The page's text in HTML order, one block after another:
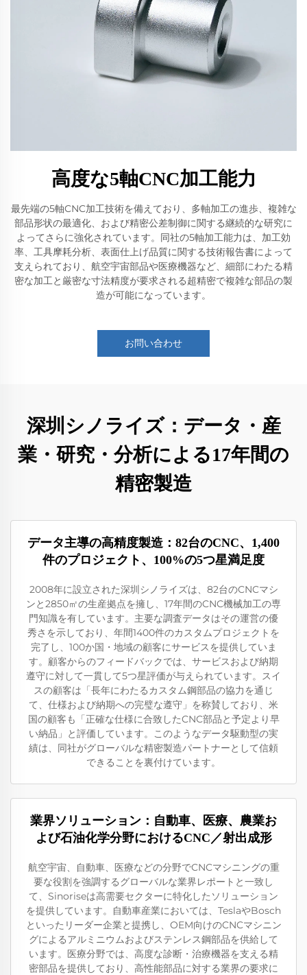
高度な5軸CNC加工能力
最先端の5軸CNC加工技術を備えており、多軸加工の進歩、複雑な
部品形状の最適化、および精密公差制御に関する継続的な研究に
よってさらに強化されています。同社の5軸加工能力は、加工効
率、工具摩耗分析、表面仕上げ品質に関する技術報告書によって
支えられており、航空宇宙部品や医療機器など、細部にわたる精
密な加工と厳密な寸法精度が要求される超精密で複雑な部品の製
造が可能になっています。
お問い合わせ
深圳シノライズ：データ・産
業・研究・分析による17年間の
精密製造
データ主導の高精度製造：82台のCNC、1,400
件のプロジェクト、100%の5つ星満足度
2008年に設立された深圳シノライズは、82台のCNCマシ
ンと2850㎡の生産拠点を擁し、17年間のCNC機械加工の専
門知識を有しています。主要な調査データはその運営の優
秀さを示しており、年間1400件のカスタムプロジェクトを
完了し、100か国・地域の顧客にサービスを提供していま
す。顧客からのフィードバックでは、サービスおよび納期
遵守に対して一貫して5つ星評価が与えられています。スイ
スの顧客は「長年にわたるカスタム鋼部品の協力を通じ
て、仕様および納期への完璧な遵守」を称賛しており、米
国の顧客も「正確な仕様に合致したCNC部品と予定より早
い納品」と評価しています。このようなデータ駆動型の実
績は、同社がグローバルな精密製造パートナーとして信頼
できることを裏付けています。
業界ソリューション：自動車、医療、農業お
よび石油化学分野におけるCNC／射出成形
航空宇宙、自動車、医療などの分野でCNCマシニングの重
要な役割を強調するグローバルな業界レポートと一致し
て、Sinoriseは高需要セクターに特化したソリューション
を提供しています。自動車産業においては、TeslaやBosch
といったリーダー企業と提携し、OEM向けのCNCマシニン
グによるアルミニウムおよびステンレス鋼部品を供給して
います。医療分野では、高度な診断・治療機器を支える精
密部品を提供しており、高性能部品に対する業界の要求に